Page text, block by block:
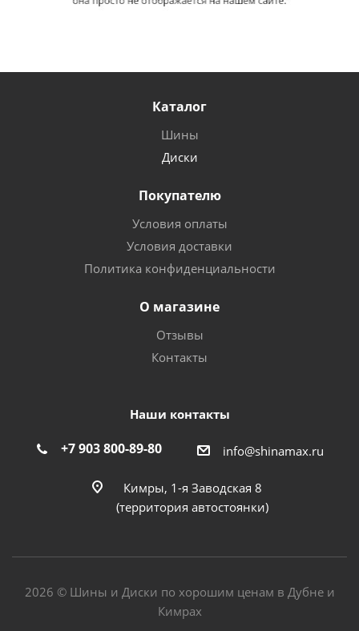
Каталог
Шины
Диски
Покупателю
Условия оплаты
Условия доставки
Политика конфиденциальности
О магазине
Отзывы
Контакты
Наши контакты
+7 903 800-89-80 info@shinamax.ru
Кимры, 1-я Заводская 8
(территория автостоянки)
2026 © Шины и Диски по хорошим ценам в Дубне и
Кимрах